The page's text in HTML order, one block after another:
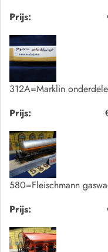
Prijs:
312A=Marklin
Prijs:
580=Fleischmann
Prijs: